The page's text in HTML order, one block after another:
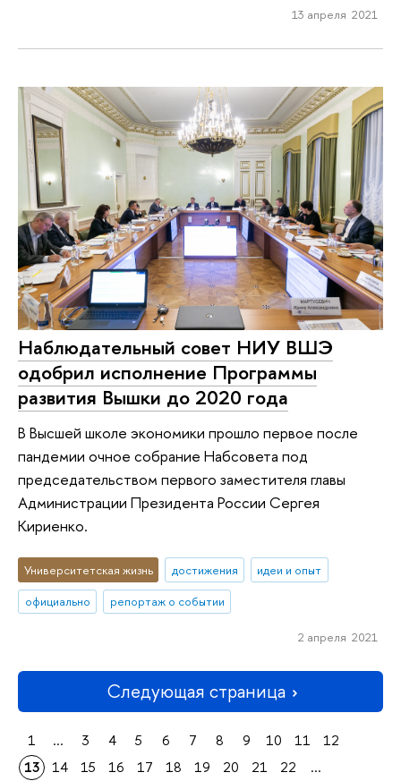
13 апреля 2021
Наблюдательный совет НИУ ВШЭ
одобрил исполнение Программы
развития Вышки до 2020 года
В Высшей школе экономики прошло первое после
пандемии очное собрание Набсовета под
председательством первого заместителя главы
Администрации Президента России Сергея
Кириенко.
Университетская жизнь достижения
идеи и опыт
официально
репортаж о событии
2 апреля 2021
Следующая страница
1 ... 3 4 5 6 7 8 9 10 11
12
13
14 15 16 17 18 19 20 21 22
...